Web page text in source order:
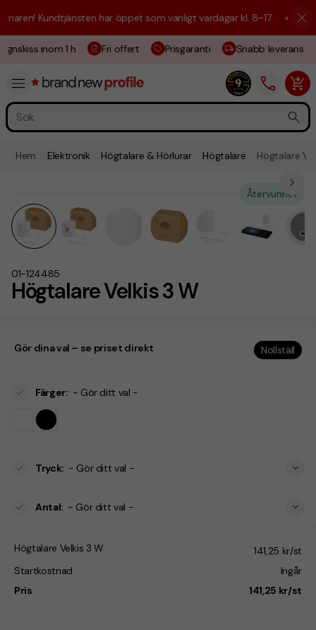
Kundtjänsten har öppet som vanligt vardagar kl. 8–17. ☀️ Vi är
inom 1 h Fri offert Prisgaranti Snabb leverans
Hem Elektronik Högtalare & Hörlurar Högtalare Högtalare
Högtalare Velkis 3 W
01-124485
Återvunnet
Gör dina val – se priset direkt Nollställ
Färger: - Gör ditt val -
Tryck: - Gör ditt val -
Antal: - Gör ditt val -
Högtalare Velkis 3 W
141,25 kr/st
Startkostnad
Ingår
Pris
141,25 kr/st